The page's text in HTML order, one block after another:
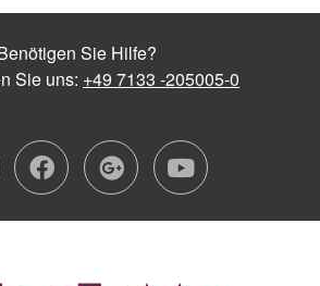
Sie Hilfe?
Sie uns: +49 7133 -205005-0
facebook
google-